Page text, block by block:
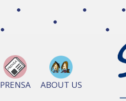
PRENSA ABOUT US